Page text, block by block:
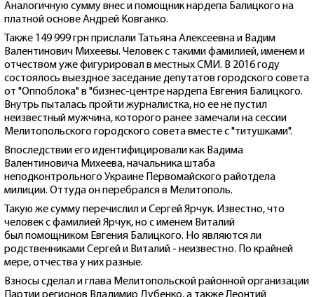
Аналогичную сумму внес и помощник нардепа Балицкого на
платной основе Андрей Ковганко.
Также 149 999 грн прислали Татьяна Алексеевна и Вадим
Валентинович Михеевы. Человек с такими фамилией, именем и
отчеством уже фигурировал в местных СМИ. В 2016 году
состоялось выездное заседание депутатов городского совета
от "Оппоблока" в "бизнес-центре нардепа Евгения Балицкого.
Внутрь пыталась пройти журналистка, но ее не пустил
неизвестный мужчина, которого ранее замечали на сессии
Мелитопольского городского совета вместе с "титушками".
Впоследствии его идентифицировали как Вадима
Валентиновича Михеева, начальника штаба
неподконтрольного Украине Первомайского райотдела
милиции. Оттуда он перебрался в Мелитополь.
Такую же сумму перечислил и Сергей Ярчук. Известно, что
человек с фамилией Ярчук, но с именем Виталий
был помощником Евгения Балицкого. Но являются ли
родственниками Сергей и Виталий - неизвестно. По крайней
мере, отчества у них разные.
Взносы сделал и глава Мелитопольской районной организации